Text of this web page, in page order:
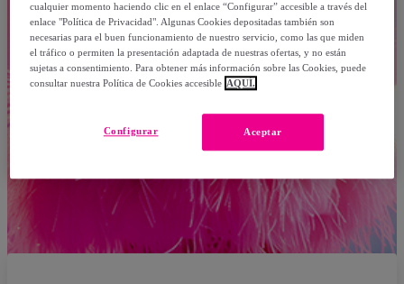
cualquier momento haciendo clic en el enlace “Configurar” accesible a través del
enlace "Política de Privacidad". Algunas Cookies depositadas también son
necesarias para el buen funcionamiento de nuestro servicio, como las que miden
el tráfico o permiten la presentación adaptada de nuestras ofertas, y no están
sujetas a consentimiento. Para obtener más información sobre las Cookies, puede
consultar nuestra Política de Cookies accesible AQUÍ.
Aceptar
Configurar